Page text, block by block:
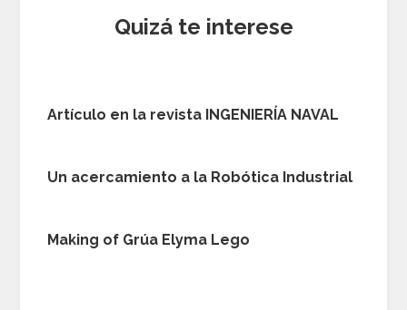
Quizá te interese
Artículo en la revista INGENIERÍA NAVAL
Un acercamiento a la Robótica Industrial
Making of Grúa Elyma Lego